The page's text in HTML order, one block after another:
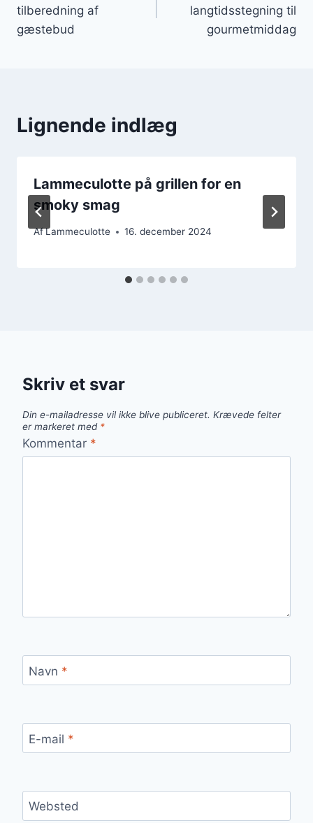
tilberedning af
gæstebud
langtidsstegning til
gourmetmiddag
Lignende indlæg
Lammeculotte på grillen for en
smoky smag
AfLammeculotte 16. december 2024
Skriv et svar
Din e-mailadresse vil ikke blive publiceret. Krævede felter
er markeret med *
Kommentar *
Navn *
E-mail *
Websted